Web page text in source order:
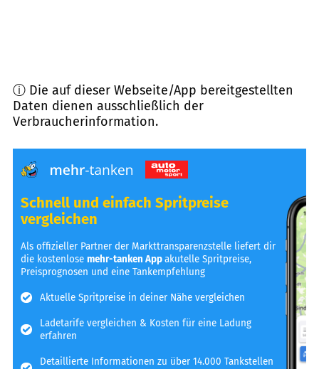
ⓘ Die auf dieser Webseite/App bereitgestellten
Daten dienen ausschließlich der
Verbraucherinformation.
Schnell und einfach Spritpreise
vergleichen
Als offizieller Partner der Markttransparenzstelle liefert dir
die kostenlosemehr-tanken Appakutelle Spritpreise,
Preisprognosen und eine Tankempfehlung
Aktuelle Spritpreise in deiner Nähe vergleichen
Ladetarife vergleichen & Kosten für eine Ladung
erfahren
Detaillierte Informationen zu über 14.000 Tankstellen